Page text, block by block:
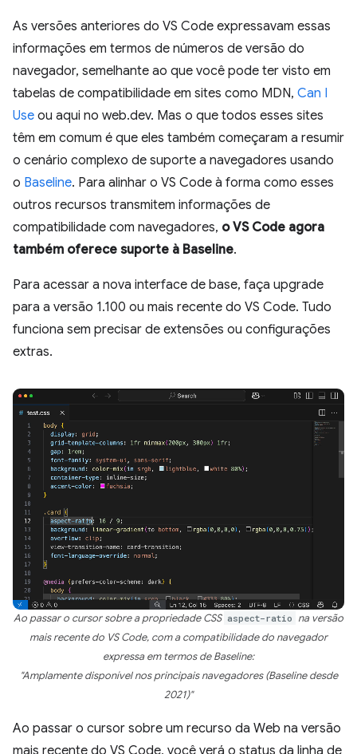
As versões anteriores do VS Code expressavam essas
informações em termos de números de versão do
navegador, semelhante ao que você pode ter visto em
tabelas de compatibilidade em sites como MDN, Can I
Use ou aqui no web.dev. Mas o que todos esses sites
têm em comum é que eles também começaram a resumir
o cenário complexo de suporte a navegadores usando
o Baseline. Para alinhar o VS Code à forma como esses
outros recursos transmitem informações de
compatibilidade com navegadores, o VS Code agora
também oferece suporte à Baseline.
Para acessar a nova interface de base, faça upgrade
para a versão 1.100 ou mais recente do VS Code. Tudo
funciona sem precisar de extensões ou configurações
extras.
Ao passar o cursor sobre a propriedade CSS aspect-ratio na versão
mais recente do VS Code, com a compatibilidade do navegador
expressa em termos de Baseline:
"Amplamente disponível nos principais navegadores (Baseline desde
2021)"
Ao passar o cursor sobre um recurso da Web na versão